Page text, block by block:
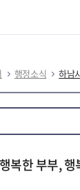
행정소식 하남
복한 부부, 행